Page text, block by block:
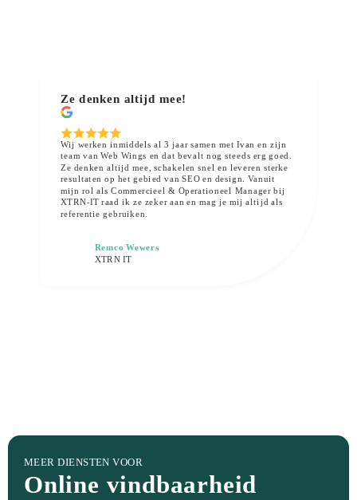
Ze denken altijd mee!
Wij werken inmiddels al 3 jaar samen met Ivan en zijn
team van Web Wings en dat bevalt nog steeds erg goed.
Ze denken altijd mee, schakelen snel en leveren sterke
resultaten op het gebied van SEO en design. Vanuit
mijn rol als Commercieel & Operationeel Manager bij
XTRN-IT raad ik ze zeker aan en mag je mij altijd als
referentie gebruiken.
Remco Wewers
XTRN IT
MEER DIENSTEN VOOR
Online vindbaarheid